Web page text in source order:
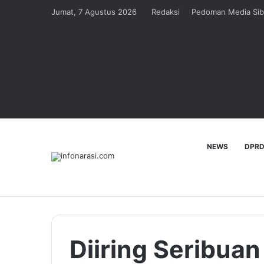
Jumat, 7 Agustus 2026 Redaksi Pedoman Media
NEWS
Diiring